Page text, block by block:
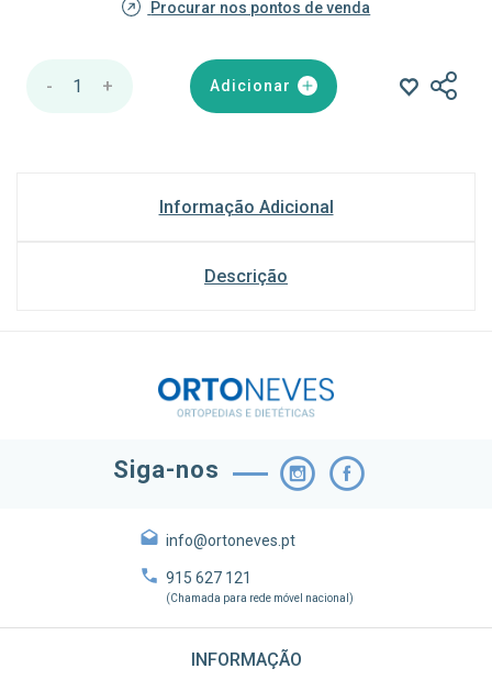
Procurar nos pontos de venda
- 1 + Adicionar
Informação Adicional
Descrição
Siga-nos
info@ortoneves.pt
915 627 121
(Chamada para rede móvel nacional)
INFORMAÇÃO